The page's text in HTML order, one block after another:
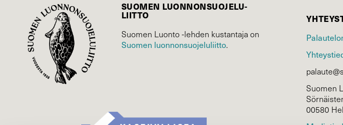
SUOMEN LUONNON­SUOJELU­
LIITTO
Suomen Luonto -lehden kustantaja on
Suomen luonnonsuojelu­liitto.
Suomen
00580